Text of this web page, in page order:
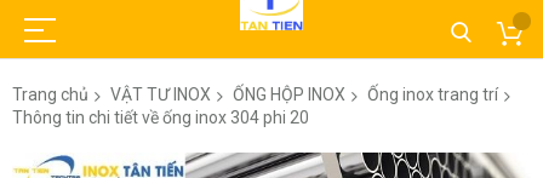
Trang chủ VẬT TƯ INOX ỐNG HỘP INOX
Ống inox trang trí
Thông tin chi tiết về ống inox 304 phi 20
Chuyển